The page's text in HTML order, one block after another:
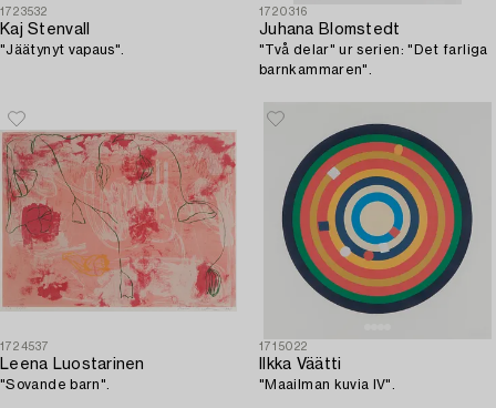
1723532
Kaj Stenvall
"Jäätynyt vapaus".
1720316
Juhana Blomstedt
"Två delar" ur serien: "Det farliga
barnkammaren".
1724537
Leena Luostarinen
"Sovande barn".
1715022
Ilkka Väätti
"Maailman kuvia IV".